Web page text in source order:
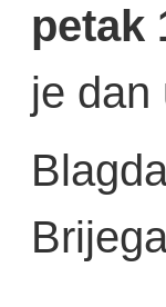
petak
je dan